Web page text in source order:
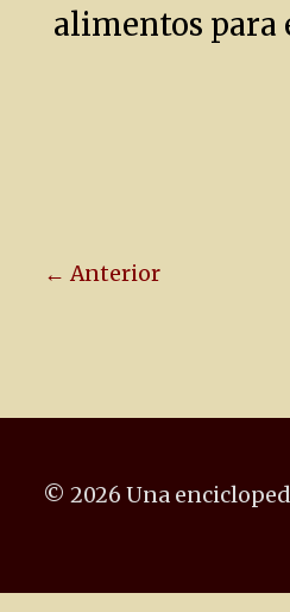
alimentos para
← Anterior
© 2026 Una